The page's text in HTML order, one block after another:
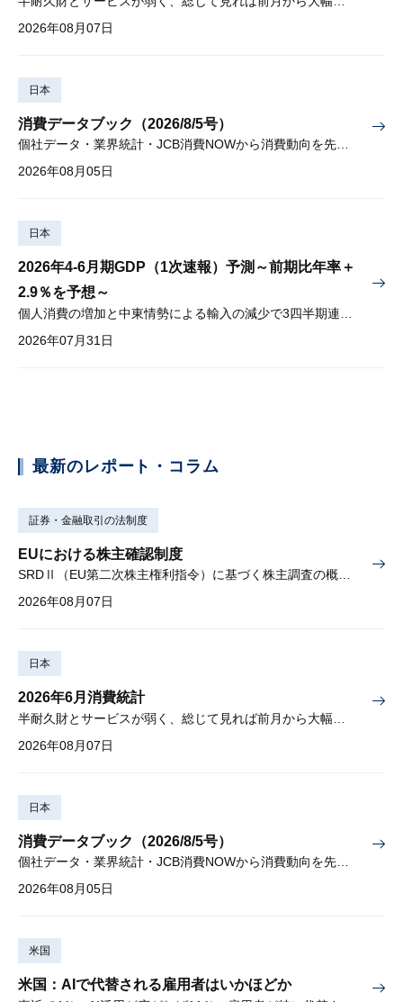
2026年08月07日
日本
消費データブック（2026/8/5号）
個社データ・業界統計・JCB消費NOWから消費動向を先取り
2026年08月05日
日本
2026年4-6月期GDP（1次速報）予測～前期比年率＋
2.9％を予想～
2026年07月31日
最新のレポート・コラム
証券・金融取引の法制度
EUにおける株主確認制度
SRDⅡ（EU第二次株主権利指令）に基づく株主調査の概要と課題
2026年08月07日
日本
2026年6月消費統計
2026年08月07日
日本
消費データブック（2026/8/5号）
個社データ・業界統計・JCB消費NOWから消費動向を先取り
2026年08月05日
米国
米国：AIで代替される雇用者はいかほどか